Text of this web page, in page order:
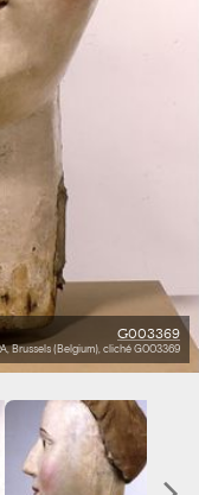
G003369
Brussels (Belgium), cliché G003369